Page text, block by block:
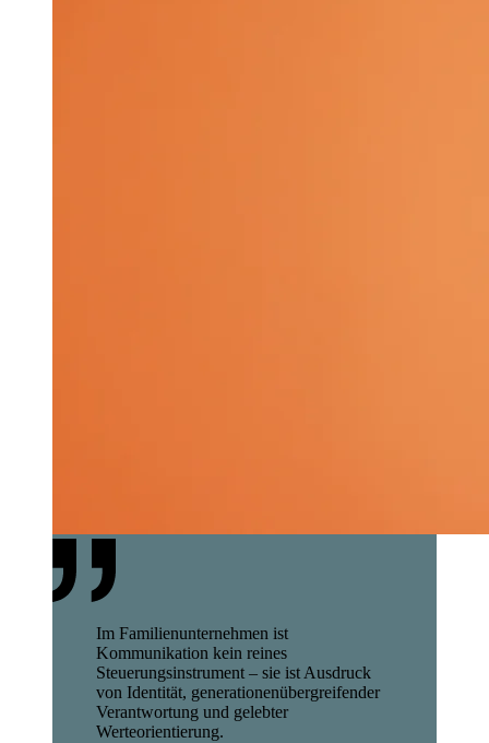
Im Familienunternehmen ist
Kommunikation kein reines
Steuerungsinstrument – sie ist Ausdruck
von Identität, generationenübergreifender
Verantwortung und gelebter
Werteorientierung.